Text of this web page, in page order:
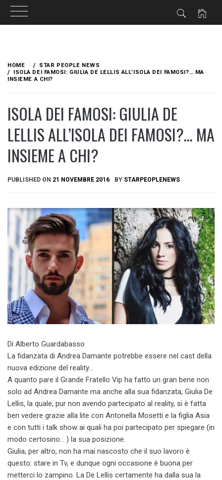
content
HOME
STAR PEOPLE NEWS
ISOLA DEI FAMOSI: GIULIA DE LELLIS ALL’ISOLA DEI FAMOSI?… MA
INSIEME A CHI?
ISOLA DEI FAMOSI: GIULIA DE
LELLIS ALL’ISOLA DEI FAMOSI?… MA
INSIEME A CHI?
PUBLISHED ON 21 NOVEMBRE 2016 BY STARPEOPLENEWS
Di Alberto Guardabasso
La fidanzata di Andrea Damante potrebbe essere nel cast della
nuova edizione del reality…
A quanto pare il Grande Fratello Vip ha fatto un gran bene non
solo ad Andrea Damante ma anche alla sua fidanzata, Giulia De
Lellis, la quale, pur non avendo partecipato al reality, si è fatta
ben vedere grazie alla lite con Antonella Mosetti e la figlia Asia
e con tutti i talk show ai quali ha poi partecipato per spiegare (in
modo certosino… ) la sua posizione.
Giulia, per altro, non ha mai nascosto che il suo lavoro è
questo: stare in Tv, e dunque ogni occasione è buona per
metterci lo zampino. La De Lellis certamente ha dalla sua la